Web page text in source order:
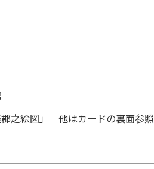
之絵図」 他はカードの裏面参照